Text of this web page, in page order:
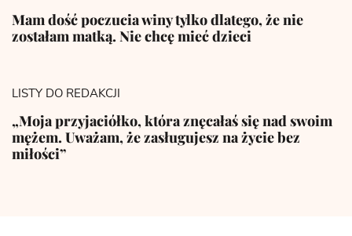
Mam dość poczucia winy tylko dlatego, że nie
zostałam matką. Nie chcę mieć dzieci
LISTY DO REDAKCJI
„Moja przyjaciółko, która znęcałaś się nad swoim
mężem. Uważam, że zasługujesz na życie bez
miłości”